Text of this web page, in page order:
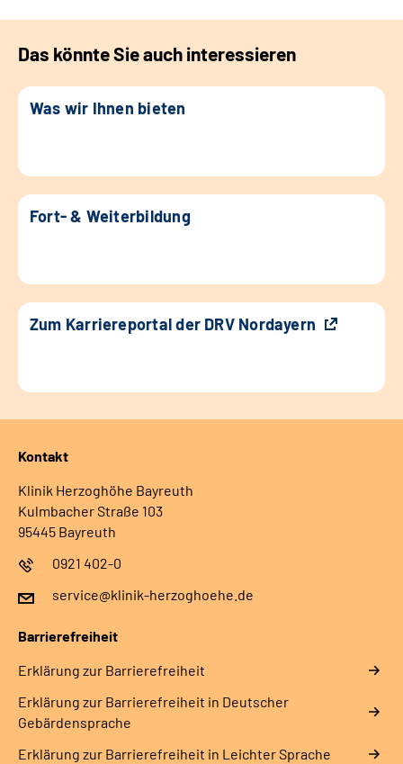
Das könnte Sie auch interessieren
Was wir Ihnen bieten
Fort- & Weiterbildung
Zum Karriereportal der DRV Nordayern
Kontakt
Klinik Herzoghöhe Bayreuth
Kulmbacher Straße 103
95445 Bayreuth
0921 402-0
service@klinik-herzoghoehe.de
Barrierefreiheit
Erklärung zur Barrierefreiheit
Erklärung zur Barrierefreiheit in Deutscher
Gebärdensprache
Erklärung zur Barrierefreiheit in Leichter Sprache